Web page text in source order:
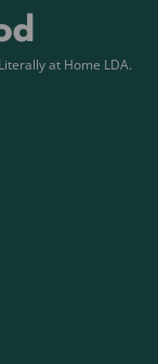
at Home LDA.